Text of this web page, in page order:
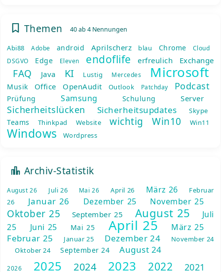
Themen 40 ab 4 Nennungen
Abi88 Adobe android Aprilscherz blau Chrome
Cloud
DSGVO
Edge Eleven endoflife erfreulich Exchange
FAQ Java KI Lustig Mercedes Microsoft
Musik Office OpenAudit Outlook Patchday Podcast
Prüfung Samsung Schulung Server
Sicherheitslücken Sicherheitsupdates Skype
Teams Thinkpad Website wichtig Win10 Win11
Windows Wordpress
Archiv-Statistik
August 26 Juli 26 Mai 26 April 26 März 26
Februar
26
Januar 26 Dezember 25 November 25
Oktober 25 September 25 August 25
Juli
25
Juni 25 Mai 25 April 25 März 25
Februar 25 Januar 25 Dezember 24
November 24
Oktober 24
September 24 August 24
2026 2025 2024 2023 2022 2021